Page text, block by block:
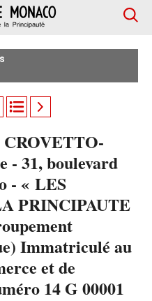
- 31, boulevard
- « LES
PRINCIPAUTE
Immatriculé au
et de
14 G 00001